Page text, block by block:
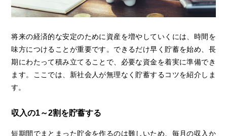
将来の経済的な安定のために資産を増やしていくには、時間を
味方につけることが重要です。できるだけ早く貯蓄を始め、長
期にわたって積み立てることで、必要な資金を着実に準備でき
ます。ここでは、新社会人が無理なく貯蓄するコツを紹介しま
す。
収入の1～2割を貯蓄する
短期間でまとまった貯金を作るのは難しいため、毎月の収入か